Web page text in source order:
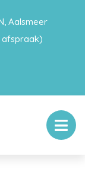
Aalsmeer
afspraak)